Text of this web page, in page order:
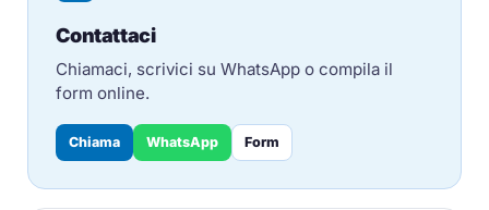
Contattaci
Chiamaci, scrivici su WhatsApp o compila il
form online.
Chiama WhatsApp Form